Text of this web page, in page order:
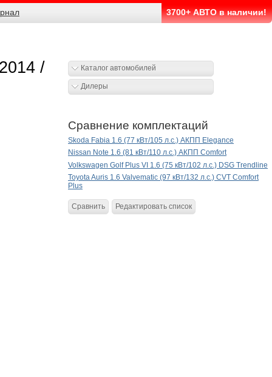
3700+ АВТО в наличии!
/ Каталог автомобилей
Дилеры
Сравнение комплектаций
Skoda Fabia 1.6 (77 кВт/105 л.с.) АКПП Elegance
Nissan Note 1.6 (81 кВт/110 л.с.) АКПП Comfort
Volkswagen Golf Plus VI 1.6 (75 кВт/102 л.с.) DSG Trendline
Toyota Auris 1.6 Valvematic (97 кВт/132 л.с.) CVT Comfort
Plus
Сравнить Редактировать список